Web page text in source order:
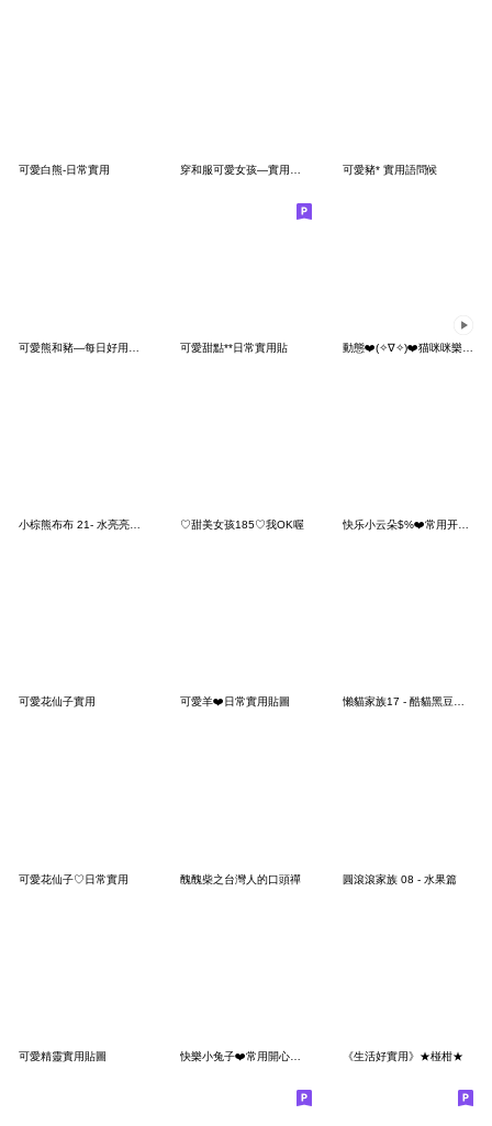
可愛白熊-日常實用 穿和服可愛女孩—實用問候 可愛豬* 實用語問候
可愛甜點**日常實用貼 動態❤️(✧∇✧)❤️猫咪咪樂園❤️叁叁
♡甜美女孩185♡我OK喔 快乐小云朵$%❤️常用开心礼貌篇❤️
可愛花仙子實用 可愛羊❤️日常實用貼圖 懶貓家族17 - 酷貓黑豆和小雪花
可愛花仙子♡日常實用 醜醜柴之台灣人的口頭禪 圓滾滾家族 08 - 水果篇
可愛精靈實用貼圖 《生活好實用》★椪柑★